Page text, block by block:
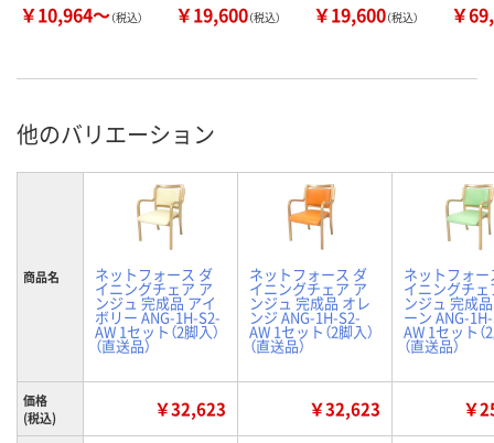
￥10,964～（税込） ￥19,600（税込） ￥19,600（税込） ￥
他のバリエーション
商品名 ネットフォース ダ
イニングチェア ア
ンジュ 完成品 アイ
ボリー ANG-1H-S2-
AW 1セット（2脚入）
（直送品）
ネットフォース ダ
イニングチェア ア
ンジュ 完成品 オレ
ンジ ANG-1H-S2-
AW 1セット（2脚入）
（直送品）
ネットフォー
イニングチェ
ンジュ 完成
ーン ANG-
AW 1セット（
（直送品）
価格
(税込)
￥32,623 ￥32,623 ￥